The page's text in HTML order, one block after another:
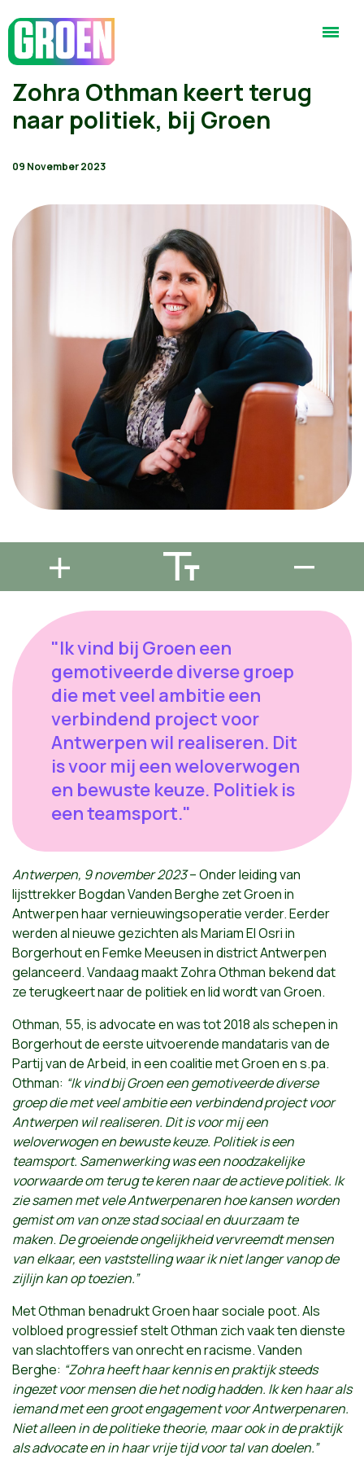
Zohra Othman keert terug
naar politiek, bij Groen
09 November 2023
"Ik vind bij Groen een
gemotiveerde diverse groep
die met veel ambitie een
verbindend project voor
Antwerpen wil realiseren. Dit
is voor mij een weloverwogen
en bewuste keuze. Politiek is
een teamsport."
Antwerpen, 9 november 2023– Onder leiding van
lijsttrekker Bogdan Vanden Berghe zet Groen in
Antwerpen haar vernieuwingsoperatie verder. Eerder
werden al nieuwe gezichten als Mariam El Osri in
Borgerhout en Femke Meeusen in district Antwerpen
gelanceerd. Vandaag maakt Zohra Othman bekend dat
ze terugkeert naar de politiek en lid wordt van Groen.
Othman, 55, is advocate en was tot 2018 als schepen in
Borgerhout de eerste uitvoerende mandataris van de
Partij van de Arbeid, in een coalitie met Groen en s.pa.
Othman: “Ik vind bij Groen een gemotiveerde diverse
groep die met veel ambitie een verbindend project voor
Antwerpen wil realiseren. Dit is voor mij een
weloverwogen en bewuste keuze. Politiek is een
teamsport. Samenwerking was een noodzakelijke
voorwaarde om terug te keren naar de actieve politiek. Ik
zie samen met vele Antwerpenaren hoe kansen worden
gemist om van onze stad sociaal en duurzaam te
maken. De groeiende ongelijkheid vervreemdt mensen
van elkaar, een vaststelling waar ik niet langer vanop de
zijlijn kan op toezien.”
Met Othman benadrukt Groen haar sociale poot. Als
volbloed progressief stelt Othman zich vaak ten dienste
van slachtoffers van onrecht en racisme. Vanden
Berghe: “Zohra heeft haar kennis en praktijk steeds
ingezet voor mensen die het nodig hadden. Ik ken haar als
iemand met een groot engagement voor Antwerpenaren.
Niet alleen in de politieke theorie, maar ook in de praktijk
als advocate en in haar vrije tijd voor tal van doelen.”